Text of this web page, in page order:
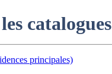
catalogues
principales)